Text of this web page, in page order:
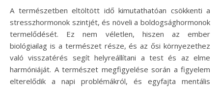
A természetben eltöltött idő kimutathatóan csökkenti a
stresszhormonok szintjét, és növeli a boldogsághormonok
termelődését. Ez nem véletlen, hiszen az ember
biológiailag is a természet része, és az ősi környezethez
való visszatérés segít helyreállítani a test és az elme
harmóniáját. A természet megfigyelése során a figyelem
elterelődik a napi problémákról, és egyfajta mentális